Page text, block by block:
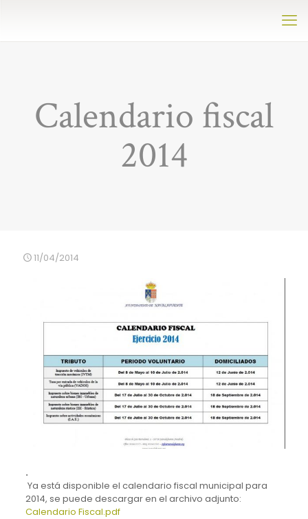
Calendario fiscal
2014
11/04/2014
.
Ya está disponible el calendario fiscal municipal para
2014, se puede descargar en el archivo adjunto:
Calendario Fiscal.pdf